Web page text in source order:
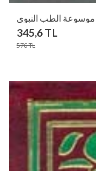
345,6 TL
576TL